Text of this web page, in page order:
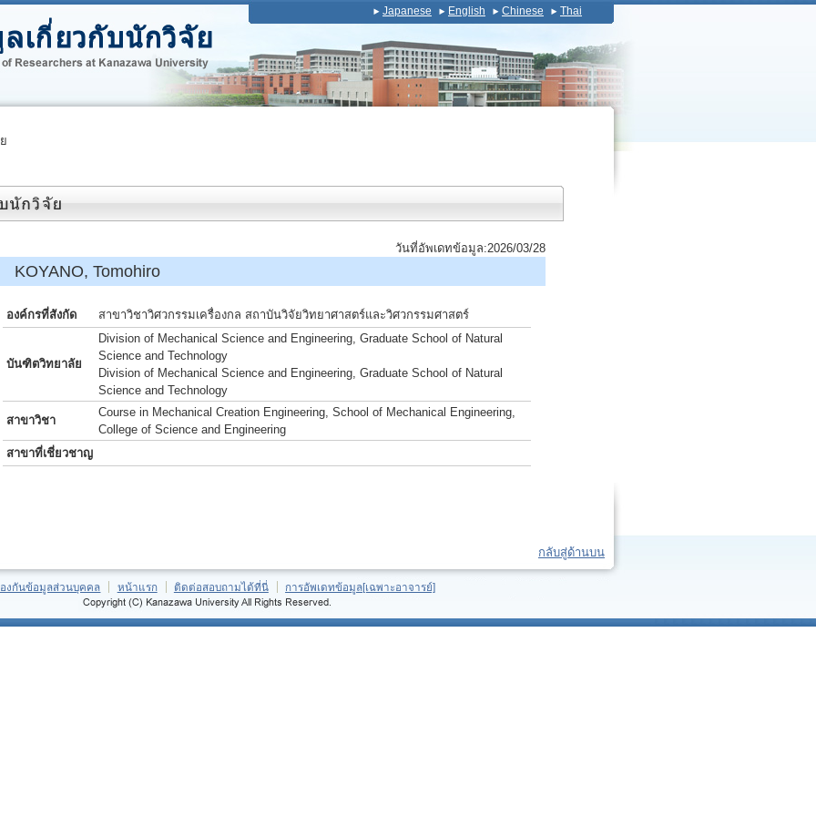
Japanese English Chinese Thai
วันที่อัพเดทข้อมูล:2026/03/28
Tomohiro
องค์กรที่สังกัด สาขาวิชาวิศวกรรมเครื่องกล สถาบันวิจัยวิทยาศาสตร์และวิศวกรรมศาสตร์
บันฑิตวิทยาลัย
Division of Mechanical Science and Engineering, Graduate School of Natural
Science and Technology
Division of Mechanical Science and Engineering, Graduate School of Natural
Science and Technology
สาขาวิชา
Course in Mechanical Creation Engineering, School of Mechanical Engineering,
College of Science and Engineering
สาขาที่เชี่ยวชาญ
กลับสู่ด้านบน
งกันข้อมูลส่วนบุคคล หน้าแรก ติดต่อสอบถามได้ที่นี่ การอัพเดทข้อมูล[เฉพาะอาจารย์]